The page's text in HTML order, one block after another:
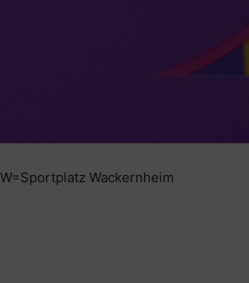
Wackernheim